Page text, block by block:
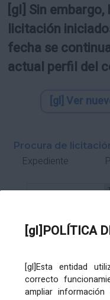
[gl]POLÍTICA
[gl]Esta entidad
correcto
ampliar
[gl] Sin
licitación
fecha se
actual perfil del
[gl] Ver
Procura de
Expediente
Órgano de